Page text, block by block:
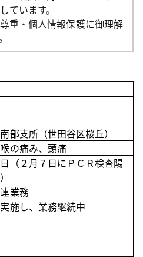
ています。
重・個人情報保護に御理解
部支所（世田谷区桜丘）
の痛み、頭痛
（２月７日にＰＣＲ検査陽
業務
施し、業務継続中